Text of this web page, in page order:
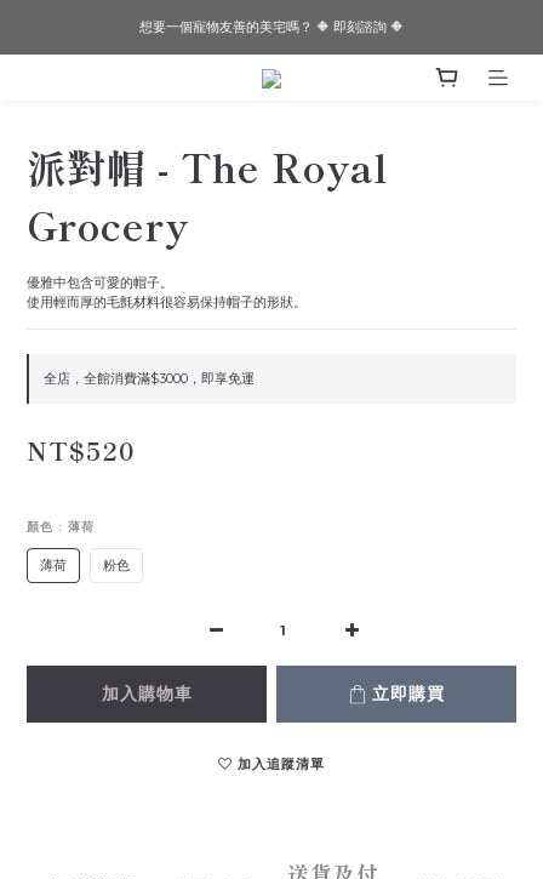
想要一個寵物友善的美宅嗎？ 🔶 即刻諮詢 🔶
想要一個寵物友善的美宅嗎？ 🔶 即刻諮詢 🔶
✨✨Joeman開箱！！閏年為邊境打造的透天厝✨✨
派對帽 - The Royal
Grocery
優雅中包含可愛的帽子。
使用輕而厚的毛氈材料很容易保持帽子的形狀。
全店，全館消費滿$3000，即享免運
NT$520
顏色 : 薄荷
薄荷 粉色
加入購物車 立即購買
加入追蹤清單